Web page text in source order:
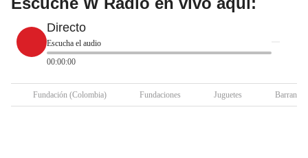
Directo
Escucha el audio
00:00:00
Fundación (Colombia) Fundaciones Juguetes